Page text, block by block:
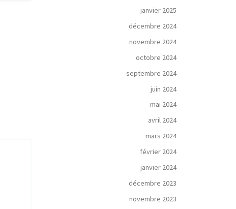
janvier 2025
décembre 2024
novembre 2024
octobre 2024
septembre 2024
juin 2024
mai 2024
avril 2024
mars 2024
février 2024
janvier 2024
décembre 2023
novembre 2023